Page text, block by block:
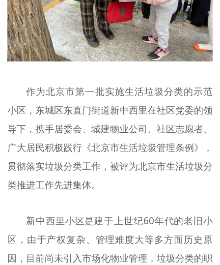
文明评论
北京宣传文化引导基金
宣传思想文化人才
资料库
+
作为北京市第一批实施生活垃圾分类的示范
小区，东城区东直门街道新中西里在社区党委的领
导下，携手居委会、城建物业公司、社区志愿者、
广大居民积极践行《北京市生活垃圾管理条例》，
贯彻落实垃圾分类工作，被评为北京市生活垃圾分
类推进工作先进集体。
新中西里小区是建于上世纪60年代的老旧小
区，由于产权复杂、管理难度大等多方面历史原
因，目前尚未引入市场化物业管理，垃圾分类的职